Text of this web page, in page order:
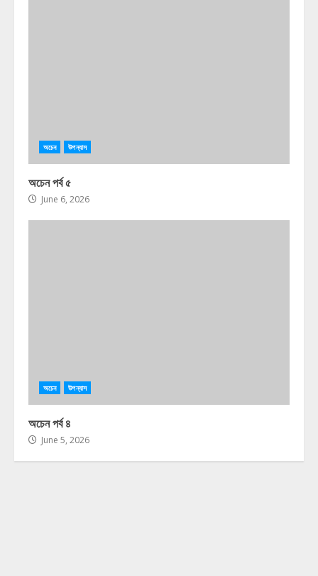
অচেন উপন্যাস
অচেন পর্ব ৫
June 6, 2026
অচেন উপন্যাস
অচেন পর্ব ৪
June 5, 2026